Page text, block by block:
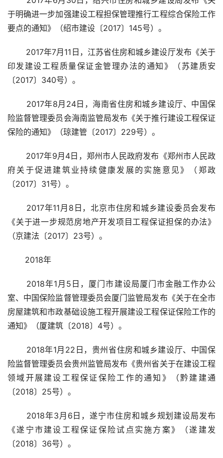
于明确进一步加强建设工程担保管理推行工程综合保险工作
要点的通知》（绍市建设〔2017〕145号）。
印发建设工程质量保证金管理办法的通知》（苏建质安
〔2017〕340号）。
险监督管理委员会海南监管局发布《关于推行建设工程保证
保险的通知》（琼建管〔2017〕229号）。
府关于促进建筑业持续健康发展的实施意见》（郑政
〔2017〕31号）。
《关于进一步规范房地产开发项目工程保证担保的办法》
（京建法〔2017〕23号）。
       2018年
室、中国保险监督管理委员会厦门监管局发布《关于在全市
房屋建筑和市政基础设施工程开展建设工程保证保险工作的
通知》（厦建筑〔2018〕4号）。
险监督管理委员会贵州监管局发布《贵州省关于在建设工程
领域开展建设工程保证保险工作的通知》（黔建建通
〔2018〕25号）。
《遂宁市建设工程保证保险试点实施方案》（遂建发
〔2018〕36号）。